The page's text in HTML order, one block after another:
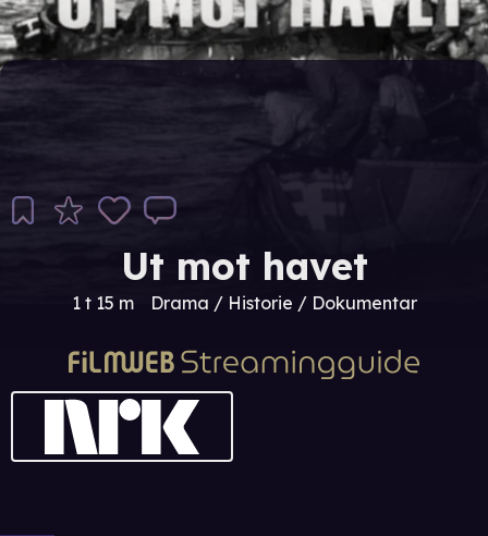
Ut mot havet
1 t 15 m Drama / Historie / Dokumentar